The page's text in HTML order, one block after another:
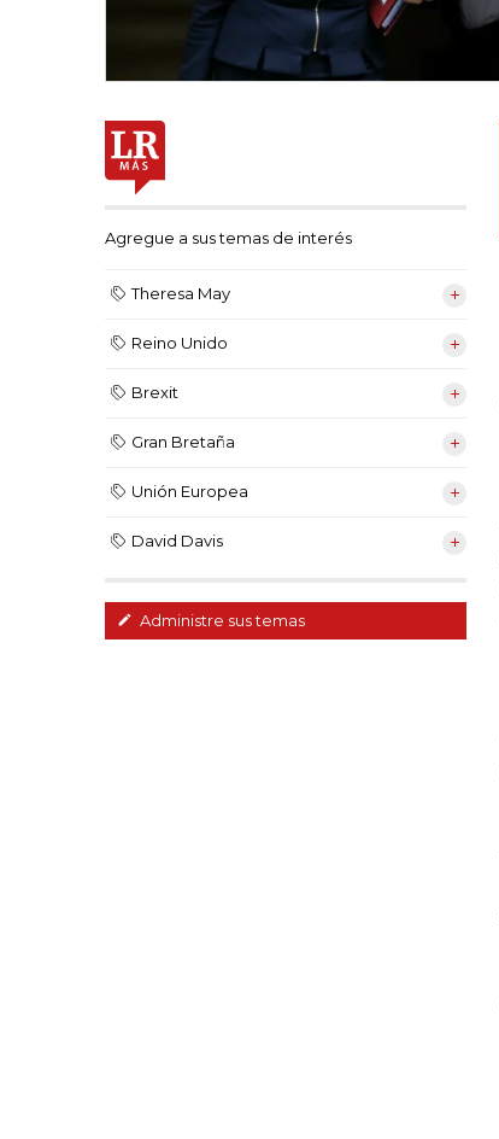
Agregue a sus temas de interés
Theresa May
Reino Unido
Brexit
Gran Bretaña
Unión Europea
David Davis
Administre sus temas